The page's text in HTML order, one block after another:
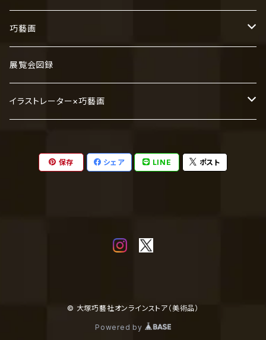
巧藝画
横山大観
平山郁夫
速水御舟
展覧会図録
イラストレーター×巧藝画
保存 シェア LINE ポスト
© 大塚巧藝社オンラインストア（美術品）
Powered by